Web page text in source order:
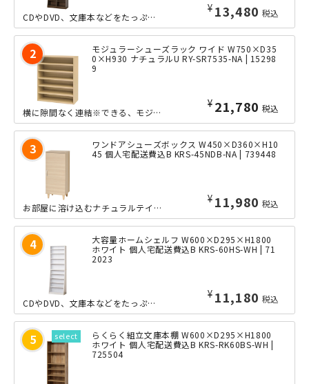
¥ 13,480 税込
CDやDVD、文庫本などをたっぷり収納できる、大容量ホームシェルフのW750タイ...
モジュラーシューズラック ワイド W750×D35
0×H930 ナチュラルU RY-SR7535-NA | 15298
9
¥ 21,780 税込
横に隙間なく連結※できる、モジュラーシリーズのシューズラックのワイドタイプです。...
ワンドアシューズボックス W450×D360×H10
45 個人宅配送費込B KRS-45NDB-NA | 739448
¥ 11,980 税込
お部屋に溶け込むナチュラルテイストで扱いやすい、ワンドア型シューズボックスです。...
大容量ホームシェルフ W600×D295×H1800
ホワイト 個人宅配送費込B KRS-60HS-WH | 71
2023
¥ 11,180 税込
CDやDVD、文庫本などをたっぷり収納できる、大容量ホームシェルフのW600タイ...
らくらく組立文庫本棚 W600×D295×H1800
ホワイト 個人宅配送費込B KRS-RK60BS-WH |
725504